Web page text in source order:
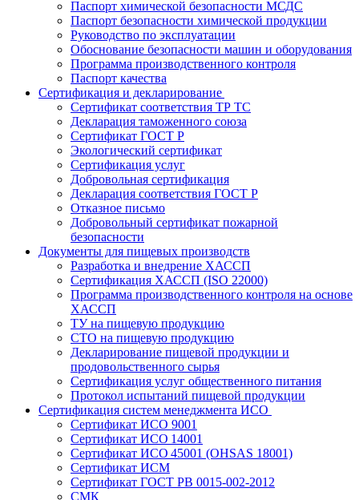
Паспорт химической безопасности МСДС
Паспорт безопасности химической продукции
Руководство по эксплуатации
Обоснование безопасности машин и оборудования
Программа производственного контроля
Паспорт качества
Сертификация и декларирование
Сертификат соответствия ТР ТС
Декларация таможенного союза
Сертификат ГОСТ Р
Экологический сертификат
Сертификация услуг
Добровольная сертификация
Декларация соответствия ГОСТ Р
Отказное письмо
Добровольный сертификат пожарной
безопасности
Документы для пищевых производств
Разработка и внедрение ХАССП
Сертификация ХАССП (ISO 22000)
Программа производственного контроля на основе
ХАССП
ТУ на пищевую продукцию
СТО на пищевую продукцию
Декларирование пищевой продукции и
продовольственного сырья
Сертификация услуг общественного питания
Протокол испытаний пищевой продукции
Сертификация систем менеджмента ИСО
Сертификат ИСО 9001
Сертификат ИСО 14001
Сертификат ИСО 45001 (OHSAS 18001)
Сертификат ИСМ
Сертификат ГОСТ РВ 0015-002-2012
СМК